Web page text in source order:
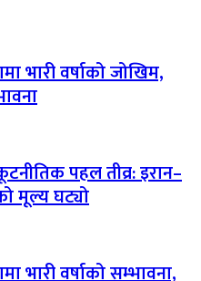
भारी वर्षाको जोखिम,
पहल तीव्र: इरान–
मूल्य घट्यो
वर्षाको सम्भावना,